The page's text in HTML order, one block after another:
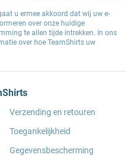
u ermee akkoord dat wij uw e-
over onze huidige
te allen tijde intrekken. In ons
over hoe TeamShirts uw
Verzending en retouren
Toegankelijkheid
Gegevensbescherming